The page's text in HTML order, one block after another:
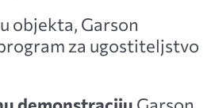
za ugostiteljstvo